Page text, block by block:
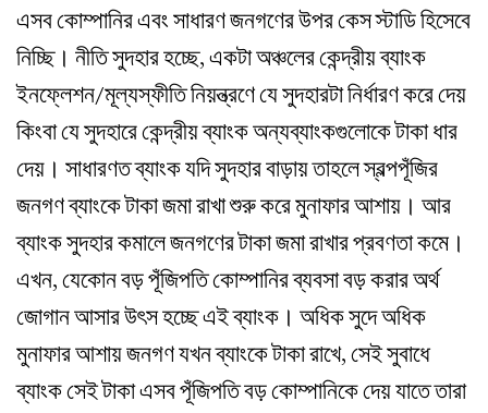
এসব কোম্পানির এবং সাধারণ জনগণের উপর কেস স্টাডি হিসেবে
নিচ্ছি। নীতি সুদহার হচ্ছে, একটা অঞ্চলের কেন্দ্রীয় ব্যাংক
ইনফ্লেশন/মূল্যস্ফীতি নিয়ন্ত্রণে যে সুদহারটা নির্ধারণ করে দেয়
কিংবা যে সুদহারে কেন্দ্রীয় ব্যাংক অন্যব্যাংকগুলোকে টাকা ধার
দেয়। সাধারণত ব্যাংক যদি সুদহার বাড়ায় তাহলে স্বল্পপূঁজির
জনগণ ব্যাংকে টাকা জমা রাখা শুরু করে মুনাফার আশায়। আর
ব্যাংক সুদহার কমালে জনগণের টাকা জমা রাখার প্রবণতা কমে।
এখন, যেকোন বড় পূঁজিপতি কোম্পানির ব্যবসা বড় করার অর্থ
জোগান আসার উৎস হচ্ছে এই ব্যাংক। অধিক সুদে অধিক
মুনাফার আশায় জনগণ যখন ব্যাংকে টাকা রাখে, সেই সুবাধে
ব্যাংক সেই টাকা এসব পূঁজিপতি বড় কোম্পানিকে দেয় যাতে তারা